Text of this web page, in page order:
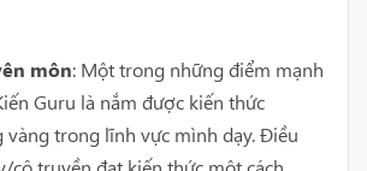
môn: Một trong những điểm mạnh
Guru là nắm được kiến thức
vàng trong lĩnh vực mình dạy. Điều